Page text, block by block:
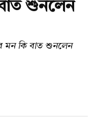
বাত শুনলেন
মন কি বাত শুনলেন